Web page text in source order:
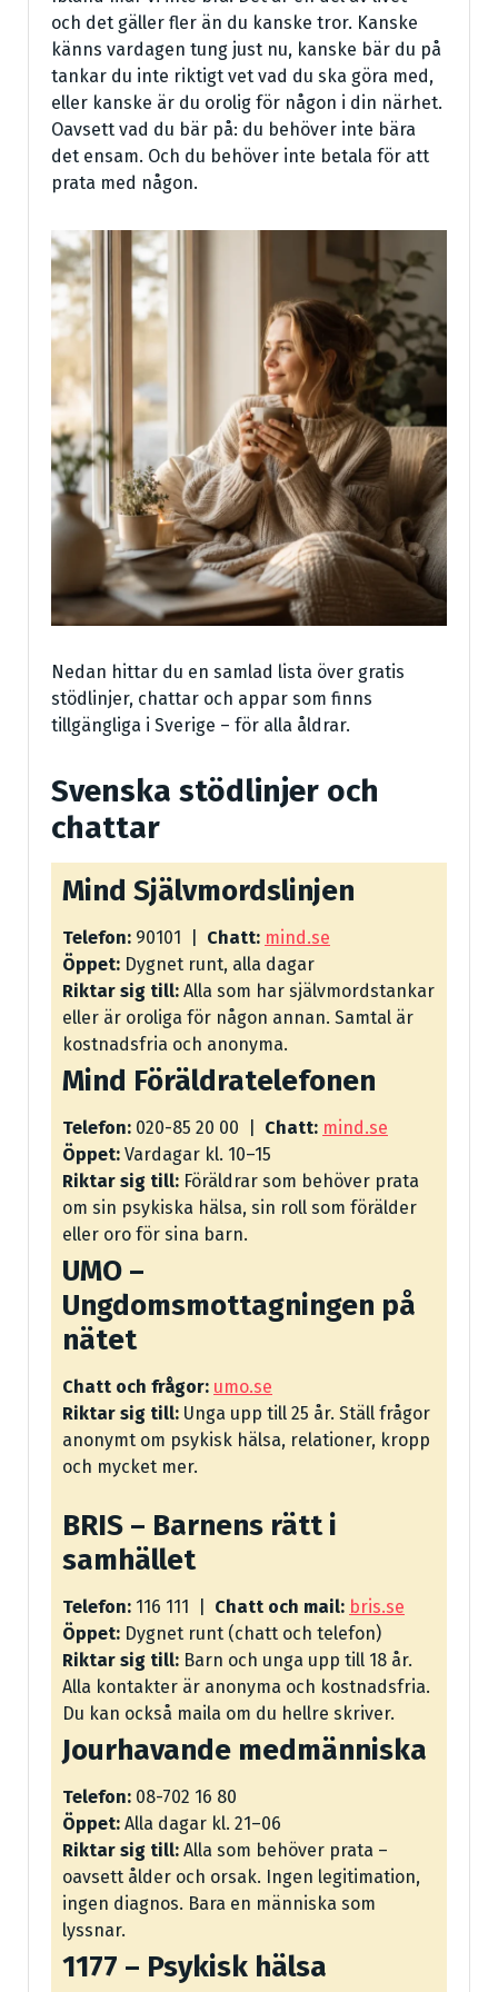
och det gäller fler än du kanske tror. Kanske
känns vardagen tung just nu, kanske bär du på
tankar du inte riktigt vet vad du ska göra med,
eller kanske är du orolig för någon i din närhet.
Oavsett vad du bär på: du behöver inte bära
det ensam. Och du behöver inte betala för att
prata med någon.
Nedan hittar du en samlad lista över gratis
stödlinjer, chattar och appar som finns
tillgängliga i Sverige – för alla åldrar.
Svenska stödlinjer och
chattar
Mind Självmordslinjen
Telefon: 90101 | Chatt: mind.se
Öppet: Dygnet runt, alla dagar
Riktar sig till: Alla som har självmordstankar
eller är oroliga för någon annan. Samtal är
kostnadsfria och anonyma.
Mind Föräldratelefonen
Telefon: 020-85 20 00 | Chatt: mind.se
Öppet: Vardagar kl. 10–15
Riktar sig till: Föräldrar som behöver prata
om sin psykiska hälsa, sin roll som förälder
eller oro för sina barn.
UMO –
Ungdomsmottagningen på
nätet
Chatt och frågor: umo.se
Riktar sig till: Unga upp till 25 år. Ställ frågor
anonymt om psykisk hälsa, relationer, kropp
och mycket mer.
BRIS – Barnens rätt i
samhället
Telefon: 116 111 | Chatt och mail: bris.se
Öppet: Dygnet runt (chatt och telefon)
Riktar sig till: Barn och unga upp till 18 år.
Alla kontakter är anonyma och kostnadsfria.
Du kan också maila om du hellre skriver.
Jourhavande medmänniska
Telefon: 08-702 16 80
Öppet: Alla dagar kl. 21–06
Riktar sig till: Alla som behöver prata –
oavsett ålder och orsak. Ingen legitimation,
ingen diagnos. Bara en människa som
lyssnar.
1177 – Psykisk hälsa